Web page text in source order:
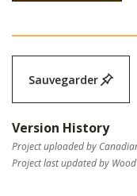
Sauvegarder
Version History
Project uploaded by
Project last updated by